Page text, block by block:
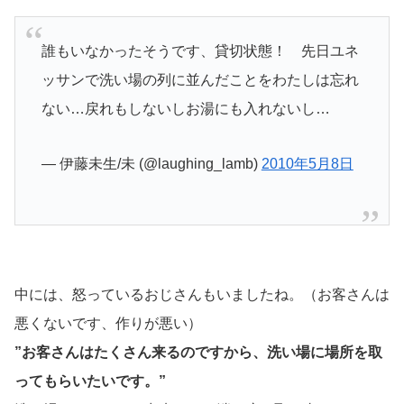
誰もいなかったそうです、貸切状態！ 先日ユネ
ッサンで洗い場の列に並んだことをわたしは忘れ
ない…戻れもしないしお湯にも入れないし…
— 伊藤未生/未 (@laughing_lamb) 2010年5月8日
中には、怒っているおじさんもいましたね。（お客さんは
悪くないです、作りが悪い）
”お客さんはたくさん来るのですから、 洗い場に場所を取
ってもらいたいです。”